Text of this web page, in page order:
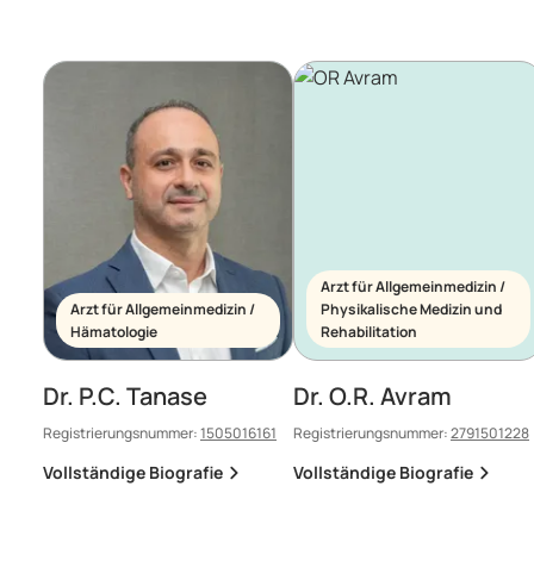
Arzt für Allgemeinmedizin /
Hämatologie
Dr. P.C. Tanase
Registrierungsnummer:1505016161
Vollständige Biografie
Arzt für Allgemeinmedizin /
Physikalische Medizin und
Rehabilitation
Dr. O.R. Avram
Registrierungsnummer:2791501228
Vollständige Biografie